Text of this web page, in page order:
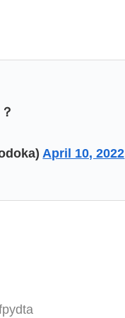
April 10, 2022